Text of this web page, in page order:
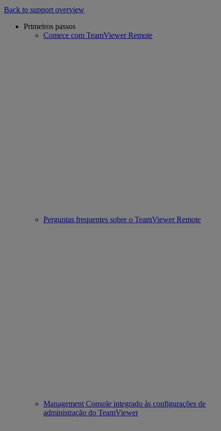
Back to support overview
Primeiros passos
Comece com TeamViewer Remote
Perguntas frequentes sobre o TeamViewer Remote
Management Console integrado às configurações de
administração do TeamViewer